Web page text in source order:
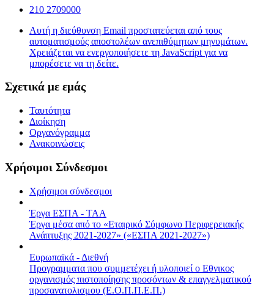
210 2709000
Αυτή η διεύθυνση Email προστατεύεται από τους
αυτοματισμούς αποστολέων ανεπιθύμητων μηνυμάτων.
Χρειάζεται να ενεργοποιήσετε τη JavaScript για να
μπορέσετε να τη δείτε.
Σχετικά με εμάς
Ταυτότητα
Διοίκηση
Οργανόγραμμα
Ανακοινώσεις
Χρήσιμοι Σύνδεσμοι
Χρήσιμοι σύνδεσμοι
Έργα ΕΣΠΑ - ΤΑΑ
Έργα μέσα από το «Εταιρικό Σύμφωνο Περιφερειακής
Ανάπτυξης 2021-2027» («ΕΣΠΑ 2021-2027»)
Ευρωπαϊκά - Διεθνή
Προγραμματα που συμμετέχει ή υλοποιεί ο Εθνικος
οργανισμός πιστοποίησης προσόντων & επαγγελματικού
προσανατολισμου (Ε.Ο.Π.Π.Ε.Π.)